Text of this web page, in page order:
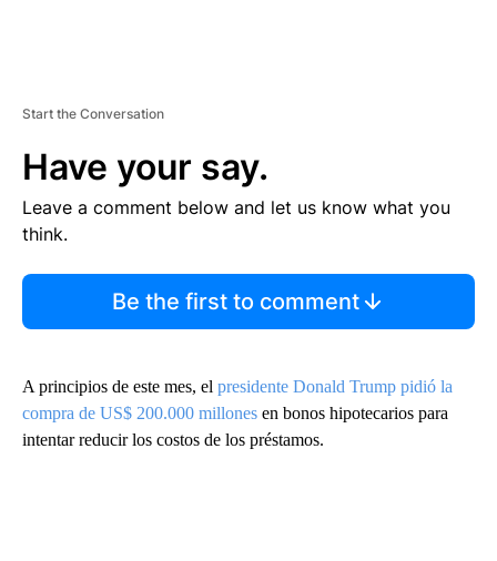
Start the Conversation
Have your say.
Leave a comment below and let us know what you
think.
Be the first to comment
A principios de este mes, el presidente Donald Trump pidió la
compra de US$ 200.000 millones en bonos hipotecarios para
intentar reducir los costos de los préstamos.